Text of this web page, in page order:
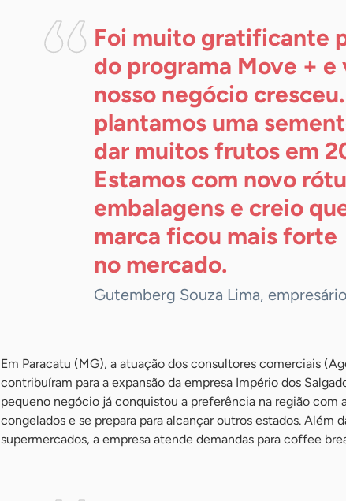
Foi muito gratificante
do programa Move + e
nosso negócio
plantamos uma
dar muitos frutos em
Estamos com novo
embalagens e creio
marca ficou mais forte
no mercado.
Gutemberg Souza Lima,
Em Paracatu (MG), a atuação dos consultores comerciais
contribuíram para a expansão da empresa Império dos
pequeno negócio já conquistou a preferência na região com
congelados e se prepara para alcançar outros estados. Além
supermercados, a empresa atende demandas para coffee